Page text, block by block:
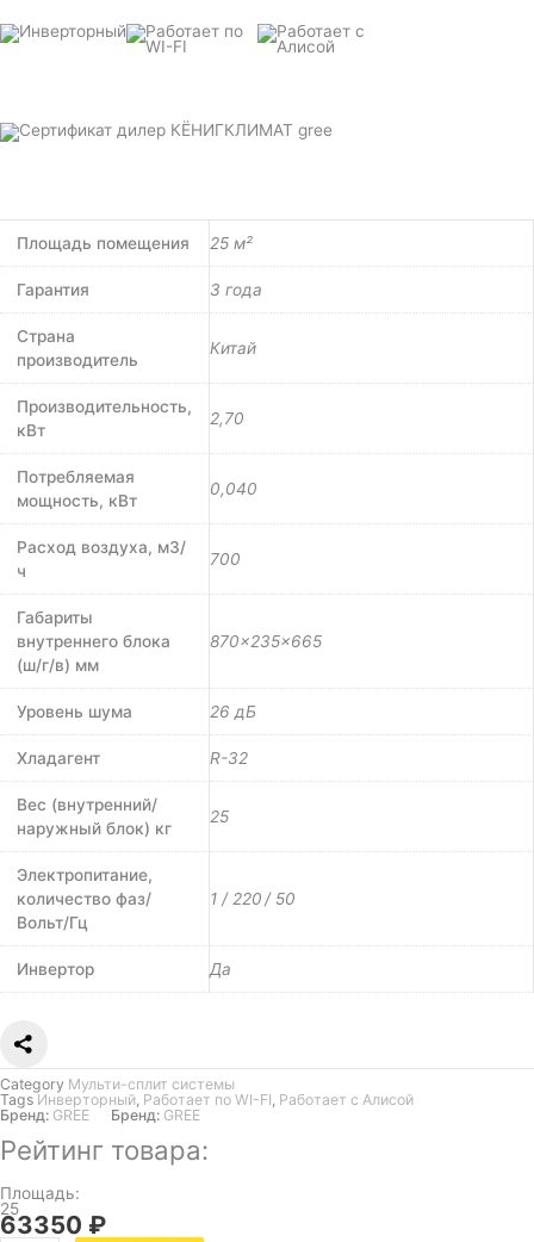
Площадь помещения 25 м²
Гарантия 3 года
Страна
производитель
Китай
Производительность,
кВт
2,70
Потребляемая
мощность, кВт
0,040
Расход воздуха, м3/
ч
700
Габариты
внутреннего блока
(ш/г/в) мм
870×235×665
Уровень шума 26 дБ
Хладагент R-32
Вес (внутренний/
наружный блок) кг
25
Электропитание,
количество фаз/
Вольт/Гц
1 / 220 / 50
Инвертор Да
Category Мульти-сплит системы
Tags Инверторный Работает по WI-FI Работает с Алисой
Бренд: GREE Бренд: GREE
Рейтинг товара:
Площадь:
25
63350 ₽